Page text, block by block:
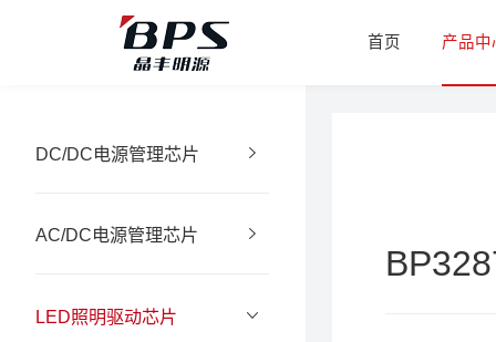
首页 产品中
DC/DC电源管理芯片
AC/DC电源管理芯片
LED照明驱动芯片